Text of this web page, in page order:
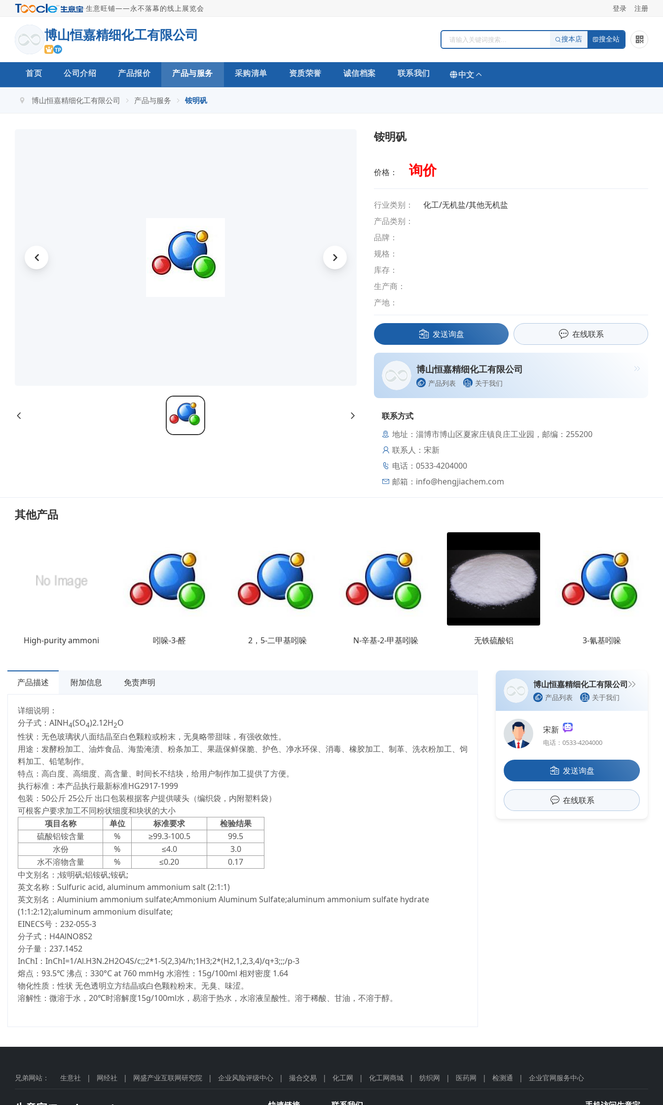
·生意旺铺——永不落幕的线上展览会 登录 注册
博山恒嘉精细化工有限公司
TP
搜本店 搜全站
首页 公司介绍 产品报价 产品与服务 采购清单 资质荣誉 诚信档案 联系我们 中文
博山恒嘉精细化工有限公司 产品与服务 铵明矾
铵明矾
价格： 询价
行业类别：
化工/无机盐/其他无机盐
产品类别：
品牌：
规格：
库存：
生产商：
产地：
发送询盘 在线联系
博山恒嘉精细化工有限公司
产品列表 关于我们
联系方式
地址：淄博市博山区夏家庄镇良庄工业园，邮编：255200
联系人：宋新
电话：0533-4204000
邮箱： info@hengjiachem.com
其他产品
High-purity ammoni 吲哚-3-醛 2，5-二甲基吲哚 N-辛基-2-甲基吲哚 无铁硫酸铝 3-氰基吲哚
产品描述 附加信息 免责声明
详细说明：
分子式：AINH4(SO4)2.12H2O
性状：无色玻璃状八面结晶至白色颗粒或粉末，无臭略带甜味，有强收敛性。
用途：发酵粉加工、油炸食品、海蛰淹渍、粉条加工、果蔬保鲜保脆、护色、净水环保、消毒、橡胶加工、制革、洗衣粉加工、饲
料加工、铅笔制作。
特点：高白度、高细度、高含量、时间长不结块，给用户制作加工提供了方便。
执行标准：本产品执行最新标准HG2917-1999
包装：50公斤 25公斤 出口包装根据客户提供唛头（编织袋，内附塑料袋）
可根客户要求加工不同粉状细度和块状的大小
项目名称
单位 标准要求
检验结果
硫酸铝铵含量
% ≥99.3-100.5
99.5
水份
% ≤4.0
3.0
水不溶物含量
% ≤0.20
0.17
中文别名：;铵明矾;铝铵矾;铵矾;
英文名称：Sulfuric acid, aluminum ammonium salt (2:1:1)
英文别名：Aluminium ammonium sulfate;Ammonium Aluminum Sulfate;aluminum ammonium sulfate hydrate
(1:1:2:12);aluminum ammonium disulfate;
EINECS号：232-055-3
分子式：H4AlNO8S2
分子量：237.1452
InChI：InChI=1/Al.H3N.2H2O4S/c;;2*1-5(2,3)4/h;1H3;2*(H2,1,2,3,4)/q+3;;;/p-3
熔点：93.5℃ 沸点：330°C at 760 mmHg 水溶性：15g/100ml 相对密度 1.64
物化性质：性状 无色透明立方结晶或白色颗粒粉末。无臭、味涩。
溶解性：微溶于水，20℃时溶解度15g/100ml水，易溶于热水，水溶液呈酸性。溶于稀酸、甘油，不溶于醇。
博山恒嘉精细化工有限公司
产品列表 关于我们
宋新
电话：0533-4204000
发送询盘
在线联系
兄弟网站： 生意社 | 网经社 | 网盛产业互联网研究院 | 企业风险评级中心 | 撮合交易 | 化工网 | 化工网商城 | 纺织网 | 医药网 | 检测通 | 企业官网服务中心